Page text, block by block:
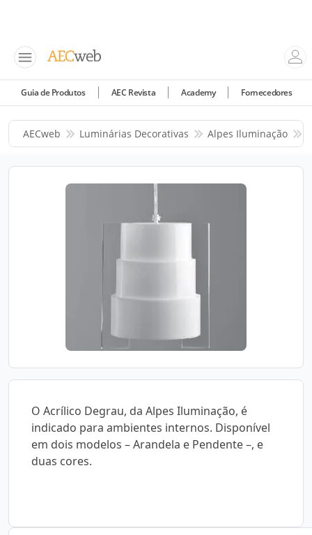
Guia de Produtos AEC Revista Academy Fornecedores
AECweb Luminárias Decorativas Alpes Iluminação
O Acrílico Degrau, da Alpes Iluminação, é
indicado para ambientes internos. Disponível
em dois modelos – Arandela e Pendente –, e
duas cores.